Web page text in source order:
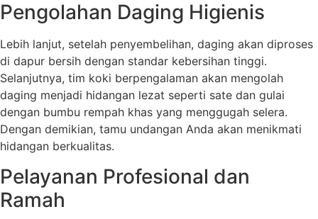
Pengolahan Daging Higienis
Lebih lanjut, setelah penyembelihan, daging akan diproses
di dapur bersih dengan standar kebersihan tinggi.
Selanjutnya, tim koki berpengalaman akan mengolah
daging menjadi hidangan lezat seperti sate dan gulai
dengan bumbu rempah khas yang menggugah selera.
Dengan demikian, tamu undangan Anda akan menikmati
hidangan berkualitas.
Pelayanan Profesional dan
Ramah